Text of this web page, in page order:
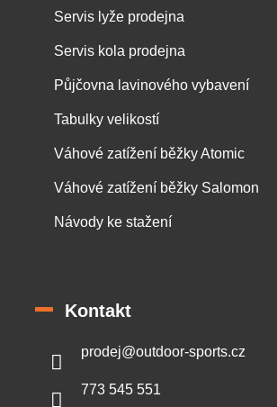
Servis lyže prodejna
Servis kola prodejna
Půjčovna lavinového vybavení
Tabulky velikostí
Váhové zatížení běžky Atomic
Váhové zatížení běžky Salomon
Návody ke stažení
Kontakt
prodej@outdoor-sports.cz
773 545 551